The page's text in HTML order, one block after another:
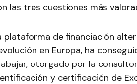
las tres cuestiones más
plataforma de financiación
en Europa, ha
otorgado por la
y certificación de